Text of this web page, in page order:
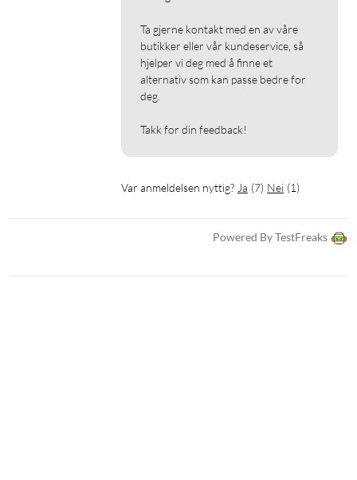
Ta gjerne kontakt med en av våre
butikker eller vår kundeservice, så
hjelper vi deg med å finne et
alternativ som kan passe bedre for
deg.
Takk for din feedback!
Var anmeldelsen nyttig? Ja (7) Nei (1)
Powered By TestFreaks